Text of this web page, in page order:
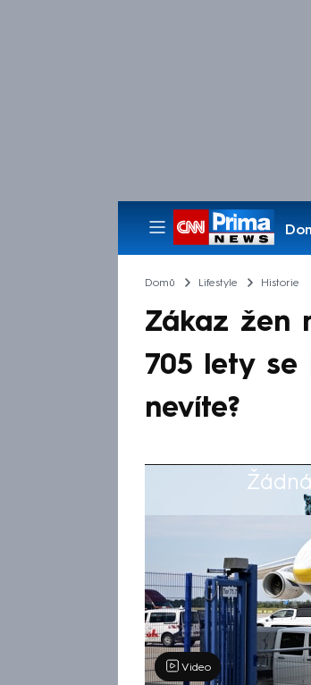
Domů Lifestyle Historie
Zákaz žen
705 lety se
nevíte?
Výběr
Video